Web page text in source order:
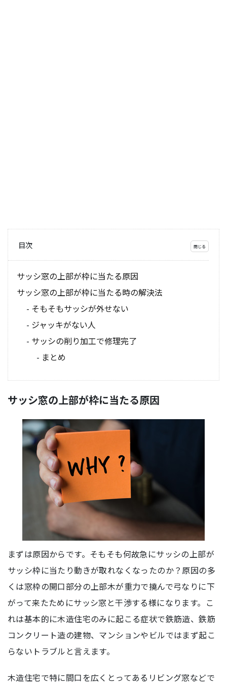
目次
サッシ窓の上部が枠に当たる原因
サッシ窓の上部が枠に当たる時の解決法
そもそもサッシが外せない
ジャッキがない人
サッシの削り加工で修理完了
まとめ
サッシ窓の上部が枠に当たる原因
まずは原因からです。そもそも何故急にサッシの上部が
サッシ枠に当たり動きが取れなくなったのか？原因の多
くは窓枠の開口部分の上部木が重力で撓んで弓なりに下
がって来たためにサッシ窓と干渉する様になります。こ
れは基本的に木造住宅のみに起こる症状で鉄筋造、鉄筋
コンクリート造の建物、マンションやビルではまず起こ
らないトラブルと言えます。
木造住宅で特に間口を広くとってあるリビング窓などで